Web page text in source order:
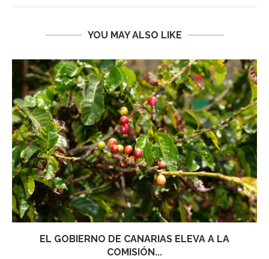
YOU MAY ALSO LIKE
EL GOBIERNO DE CANARIAS ELEVA A LA
COMISIÓN...